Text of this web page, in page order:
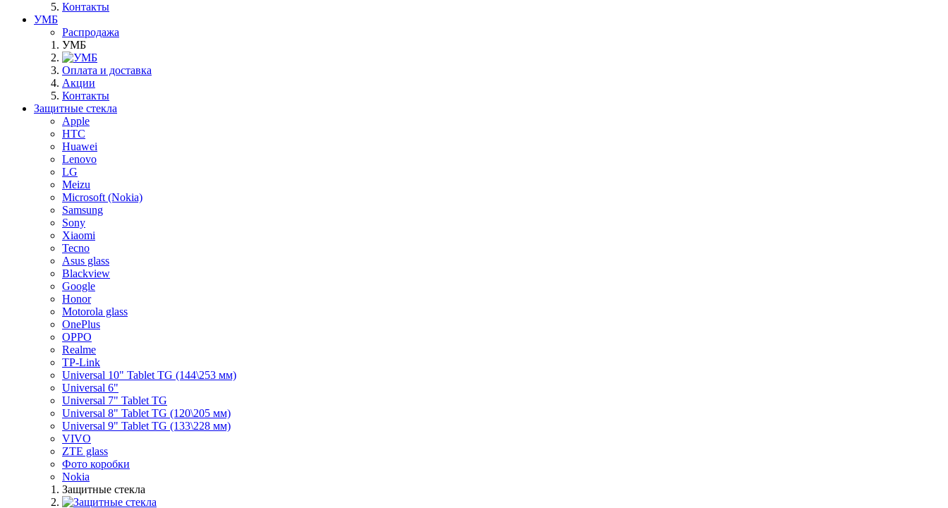
Контакты
УМБ
Распродажа
УМБ
Оплата и доставка
Акции
Контакты
Защитные стекла
Apple
HTC
Huawei
Lenovo
LG
Meizu
Microsoft (Nokia)
Samsung
Sony
Xiaomi
Tecno
Asus glass
Blackview
Google
Honor
Motorola glass
OnePlus
OPPO
Realme
TP-Link
Universal 10" Tablet TG (144\253 мм)
Universal 6"
Universal 7" Tablet TG
Universal 8" Tablet TG (120\205 мм)
Universal 9" Tablet TG (133\228 мм)
VIVO
ZTE glass
Фото коробки
Nokia
Защитные стекла